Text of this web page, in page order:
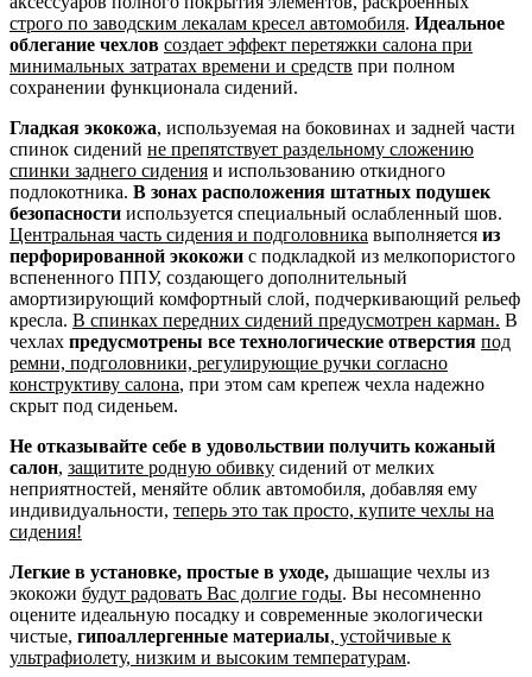
строго по заводским лекалам кресел автомобиля. Идеальное
облегание чехлов создает эффект перетяжки салона при
минимальных затратах времени и средств при полном
сохранении функционала сидений.
Гладкая экокожа, используемая на боковинах и задней части
спинок сидений не препятствует раздельному сложению
спинки заднего сидения и использованию откидного
подлокотника. В зонах расположения штатных подушек
безопасности используется специальный ослабленный шов.
Центральная часть сидения и подголовника выполняется из
перфорированной экокожи с подкладкой из мелкопористого
вспененного ППУ, создающего дополнительный
амортизирующий комфортный слой, подчеркивающий рельеф
кресла. В спинках передних сидений предусмотрен карман. В
чехлах предусмотрены все технологические отверстия под
ремни, подголовники, регулирующие ручки согласно
конструктиву салона, при этом сам крепеж чехла надежно
скрыт под сиденьем.
Не отказывайте себе в удовольствии получить кожаный
салон, защитите родную обивку сидений от мелких
неприятностей, меняйте облик автомобиля, добавляя ему
индивидуальности, теперь это так просто, купите чехлы на
сидения!
Легкие в установке, простые в уходе, дышащие чехлы из
экокожи будут радовать Вас долгие годы. Вы несомненно
оцените идеальную посадку и современные экологически
чистые, гипоаллергенные материалы, устойчивые к
ультрафиолету, низким и высоким температурам.